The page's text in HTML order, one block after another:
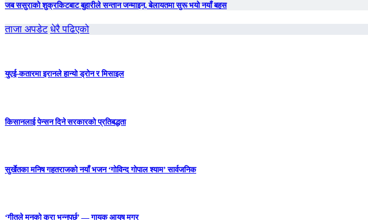
जब ससुराको शुक्रकिटबाट बुहारीले सन्तान जन्माइन, बेलायतमा सुरू भयो नयाँ बहस
ताजा अपडेट धेरै पढिएको
युएई-कतारमा इरानले हान्यो ड्रोन र मिसाइल
किसानलाई पेन्सन दिने सरकारको प्रतिबद्धता
सुर्खेतका मनिष गहतराजको नयाँ भजन ‘गोविन्द गोपाल श्याम’ सार्वजनिक
‘गीतले मनको कुरा भन्नुपर्छ’ — गायक आयुष मगर